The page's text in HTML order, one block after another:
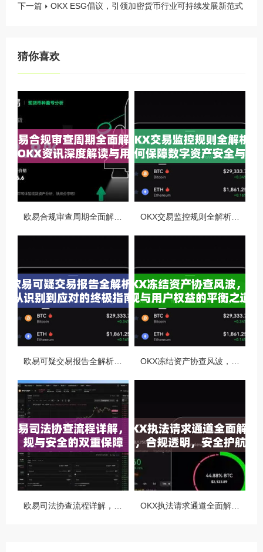
下一篇
OKX ESG倡议，引领加密货币行业可持续发展新范式
猜你喜欢